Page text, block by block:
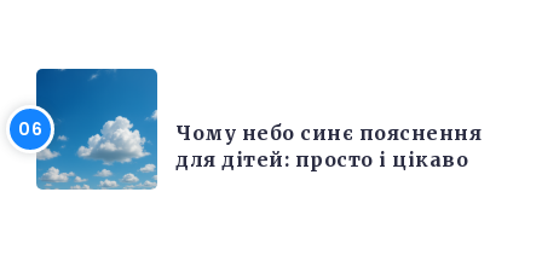
Чому небо синє пояснення
для дітей: просто і цікаво